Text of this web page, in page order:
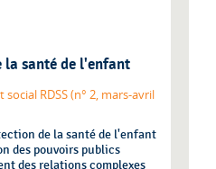
santé de l'enfant
RDSS (n° 2, mars-avril
de la santé de l'enfant
des pouvoirs publics
des relations complexes